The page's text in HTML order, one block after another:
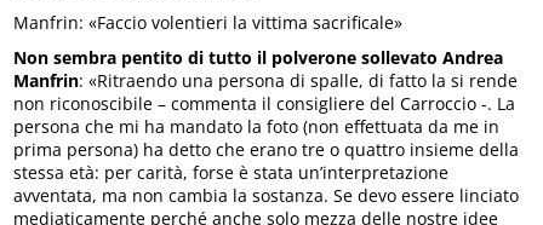
Manfrin: «Faccio volentieri la vittima sacrificale»
Non sembra pentito di tutto il polverone sollevato Andrea
Manfrin: «Ritraendo una persona di spalle, di fatto la si rende
non riconoscibile – commenta il consigliere del Carroccio -. La
persona che mi ha mandato la foto (non effettuata da me in
prima persona) ha detto che erano tre o quattro insieme della
stessa età: per carità, forse è stata un’interpretazione
avventata, ma non cambia la sostanza. Se devo essere linciato
mediaticamente perché anche solo mezza delle nostre idee